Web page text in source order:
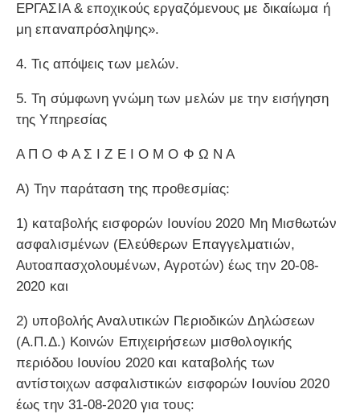
ΕΡΓΑΣΙΑ & εποχικούς εργαζόμενους με δικαίωμα ή
μη επαναπρόσληψης».
4. Τις απόψεις των μελών.
5. Τη σύμφωνη γνώμη των μελών με την εισήγηση
της Υπηρεσίας
Α Π Ο Φ Α Σ Ι Ζ Ε Ι Ο Μ Ο Φ Ω Ν Α
Α) Την παράταση της προθεσμίας:
1) καταβολής εισφορών Ιουνίου 2020 Μη Μισθωτών
ασφαλισμένων (Ελεύθερων Επαγγελματιών,
Αυτοαπασχολουμένων, Αγροτών) έως την 20-08-
2020 και
2) υποβολής Αναλυτικών Περιοδικών Δηλώσεων
(Α.Π.Δ.) Κοινών Επιχειρήσεων μισθολογικής
περιόδου Ιουνίου 2020 και καταβολής των
αντίστοιχων ασφαλιστικών εισφορών Ιουνίου 2020
έως την 31-08-2020 για τους: